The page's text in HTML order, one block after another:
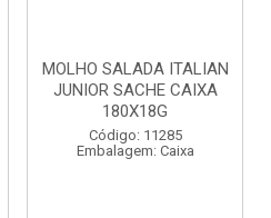
MOLHO SALADA ITALIAN
JUNIOR SACHE CAIXA
180X18G
Código: 11285
Embalagem: Caixa